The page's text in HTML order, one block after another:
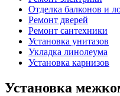
Отделка балконов и
Ремонт дверей
Ремонт сантехники
Установка унитазов
Укладка линолеума
Установка карнизов
Установка